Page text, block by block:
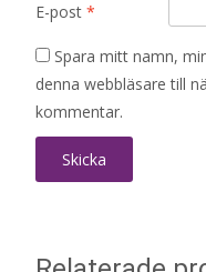
E-post *
Spara mitt namn,
denna webbläsare till
kommentar.